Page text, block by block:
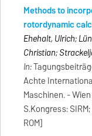
Methods to
rotordynamic
Ehehalt, Ulrich;
Christian;
In:
Achte
Maschinen. - Wien
S.Kongress:
ROM]